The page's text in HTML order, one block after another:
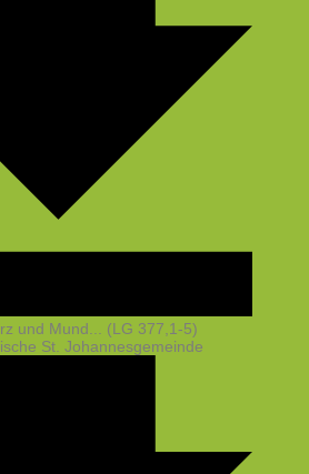
und Mund... (LG 377,1-5)
St. Johannesgemeinde